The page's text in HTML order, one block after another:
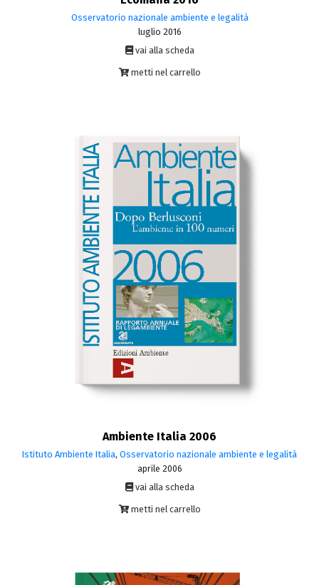
Osservatorio nazionale ambiente e legalità
luglio 2016
vai alla scheda
metti nel carrello
Ambiente Italia 2006
Istituto Ambiente Italia, Osservatorio nazionale ambiente e legalità
aprile 2006
vai alla scheda
metti nel carrello